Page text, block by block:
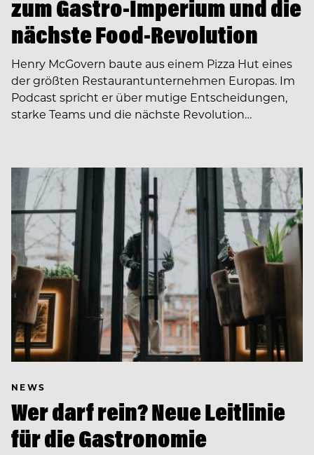
zum Gastro-Imperium und die
nächste Food-Revolution
Henry McGovern baute aus einem Pizza Hut eines
der größten Restaurantunternehmen Europas. Im
Podcast spricht er über mutige Entscheidungen,
starke Teams und die nächste Revolution…
NEWS
Wer darf rein? Neue Leitlinie
für die Gastronomie